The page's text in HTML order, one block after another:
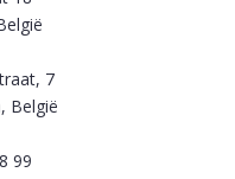
7
België
99